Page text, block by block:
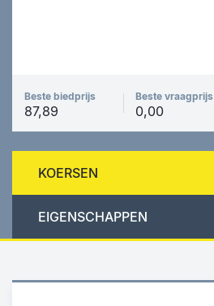
Beste biedprijs
87,89
Beste vraagprijs
0,00
KOERSEN
EIGENSCHAPPEN